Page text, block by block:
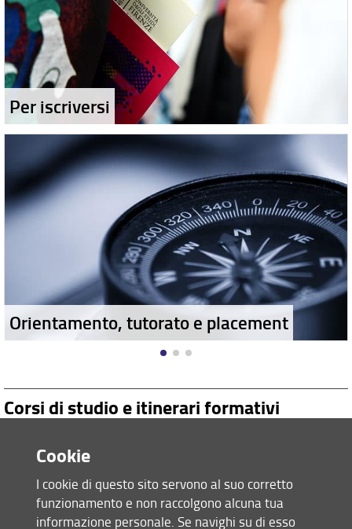
Per iscriversi
Orientamento, tutorato e placement
Corsi di studio e itinerari formativi
Cookie
I cookie di questo sito servono al suo corretto
funzionamento e non raccolgono alcuna tua
informazione personale. Se navighi su di esso